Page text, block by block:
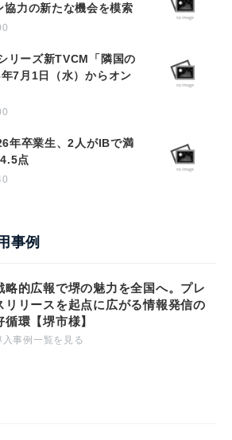
協力の新たな機会を模索
リーズ新TVCM「隣国の
7月1日（水）からオン
年卒業生、2人がIBで満
点
事例
略的広報で堺の魅力を全国へ。プレ
リリースを起点に広がる情報発信の
循環【堺市様】
入事例一覧を見る